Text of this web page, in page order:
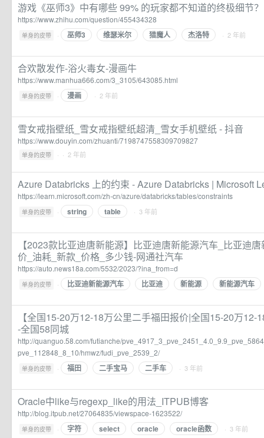
游戏《巫师3》中有哪些 99% 的玩家都不知道的终极细节
https://www.zhihu.com/question/455434328
单身的皮带 · 巫师3 维瑟米尔 猎魔人 杰洛特 · 2 年前
合欢散发作-浴火毒女-漫画牛
https://www.manhua666.com/3_3105/643085.html
单身的皮带 · 漫画 · 2 年前
雪女戒指壁纸_雪女戒指壁纸超清_雪女手机壁纸 - 抖音
https://www.douyin.com/zhuanti/7198747558309709827
单身的皮带 · · 2 年前
Azure Databricks 上的约束 - Azure Databricks | Microsoft
https://learn.microsoft.com/zh-cn/azure/databricks/tables/constraints
单身的皮带 · string table · 3 年前
【2023款比亚迪唐新能源】比亚迪唐新能源汽车_比亚迪
价_油耗_新款_价格_多少钱-网通社汽车
https://auto.news18a.com/5532/2023/?ina_from=d
单身的皮带 · 比亚迪新能源汽车 比亚迪 新能源 新能源汽车
【全国15-20万12-18万公里二手福田报价|全国15-20万12-
-全国58同城
http://quanguo.58.com/futianche/
pve_112848_8_10/hmwz/fudi_pve_2539_2/
单身的皮带 · 福田 二手宝马 二手车 · 3 年前
Oracle中like与regexp_like的用法_ITPUB博客
http://blog.itpub.net/27064835/viewspace-1623522/
单身的皮带 · 字符 select oracle oracle函数 · 3 年前